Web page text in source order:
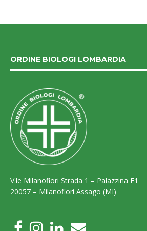
ORDINE BIOLOGI LOMBARDIA
V.le Milanofiori Strada 1 – Palazzina F1
20057 – Milanofiori Assago (MI)